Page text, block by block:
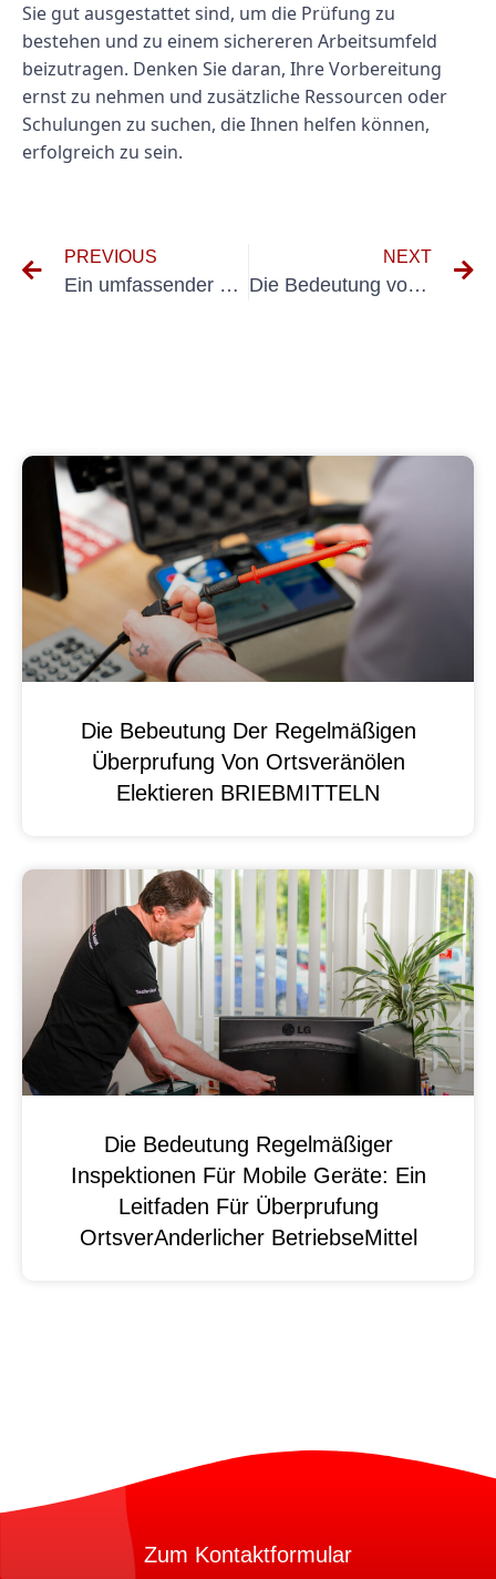
Sie gut ausgestattet sind, um die Prüfung zu
bestehen und zu einem sichereren Arbeitsumfeld
beizutragen. Denken Sie daran, Ihre Vorbereitung
ernst zu nehmen und zusätzliche Ressourcen oder
Schulungen zu suchen, die Ihnen helfen können,
erfolgreich zu sein.
PREVIOUS
Ein umfassender Leitfaden für Lehrang Ortsveränöriche Geräte
NEXT
Die Bedeutung von Tests für elektrische Geräte: Warum Sie regelmäßige Inspektionen durchführen müssen
Die Bebeutung Der Regelmäßigen
Überprufung Von Ortsveränölen
Elektieren BRIEBMITTELN
Die Bedeutung Regelmäßiger
Inspektionen Für Mobile Geräte: Ein
Leitfaden Für Überprufung
OrtsverAnderlicher BetriebseMittel
Zum Kontaktformular